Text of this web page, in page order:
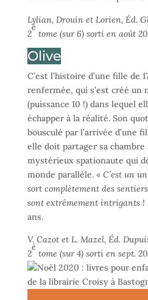
Lylian, Drouin et Lorien, Éd.
2
è
tome (sur 6) sorti en août
Olive
C’est l’histoire d’une fille de
renfermée, qui s’est créé un
(puissance 10 !) dans lequel
échapper à la réalité. Son
bousculé par l’arrivée d’une
elle doit partager sa chambre
mystérieux spationaute qui
monde parallèle. « C’est un
sort complètement des
sont extrêmement intrigants !
ans.
V. Cazot et L. Mazel, Éd.
2
è
tome (sur 4) sorti en sept.